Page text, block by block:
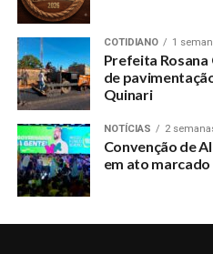
COTIDIANO 1
Prefeita Rosana
de
Quinari
NOTÍCIAS 2
Convenção de
em ato